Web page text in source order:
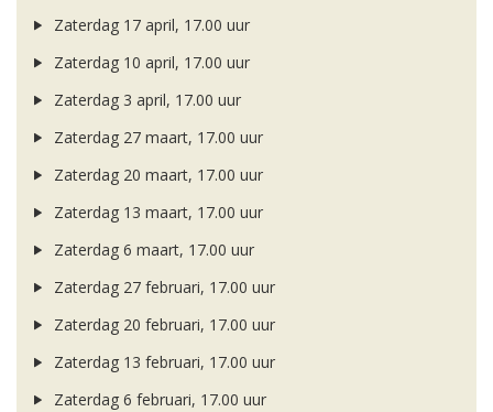
Zaterdag 17 april, 17.00 uur
Zaterdag 10 april, 17.00 uur
Zaterdag 3 april, 17.00 uur
Zaterdag 27 maart, 17.00 uur
Zaterdag 20 maart, 17.00 uur
Zaterdag 13 maart, 17.00 uur
Zaterdag 6 maart, 17.00 uur
Zaterdag 27 februari, 17.00 uur
Zaterdag 20 februari, 17.00 uur
Zaterdag 13 februari, 17.00 uur
Zaterdag 6 februari, 17.00 uur